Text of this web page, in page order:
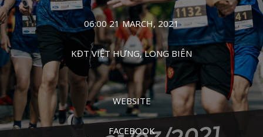
06:00 21 MARCH, 2021
KĐT VIỆT HƯNG, LONG BIÊN
WEBSITE
FACEBOOK